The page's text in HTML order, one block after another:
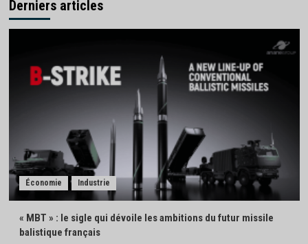
Derniers articles
Économie Industrie
« MBT » : le sigle qui dévoile les ambitions du futur missile
balistique français